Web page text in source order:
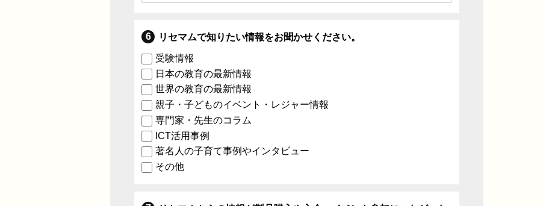
リセマムで知りたい情報をお聞かせください。
受験情報
日本の教育の最新情報
世界の教育の最新情報
親子・子どものイベント・レジャー情報
専門家・先生のコラム
ICT活用事例
著名人の子育て事例やインタビュー
その他